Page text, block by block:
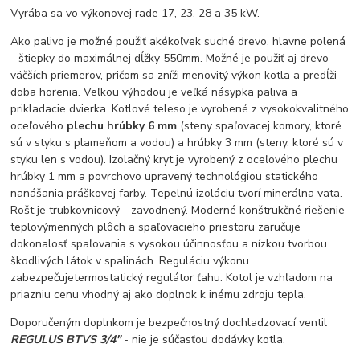
Vyrába sa vo výkonovej rade 17, 23, 28 a 35 kW.
Ako palivo je možné použiť akékoľvek suché drevo, hlavne polená
- štiepky do maximálnej dĺžky 550mm. Možné je použiť aj drevo
väčších priemerov, pričom sa zníži menovitý výkon kotla a predĺži
doba horenia. Veľkou výhodou je veľká násypka paliva a
prikladacie dvierka. Kotlové teleso je vyrobené z vysokokvalitného
oceľového plechu hrúbky 6 mm (steny spaľovacej komory, ktoré
sú v styku s plameňom a vodou) a hrúbky 3 mm (steny, ktoré sú v
styku len s vodou). Izolačný kryt je vyrobený z oceľového plechu
hrúbky 1 mm a povrchovo upravený technológiou statického
nanášania práškovej farby. Tepelnú izoláciu tvorí minerálna vata.
Rošt je trubkovnicový - zavodnený. Moderné konštrukčné riešenie
teplovýmenných plôch a spaľovacieho priestoru zaručuje
dokonalosť spaľovania s vysokou účinnosťou a nízkou tvorbou
škodlivých látok v spalinách. Reguláciu výkonu
zabezpečujetermostatický regulátor ťahu. Kotol je vzhľadom na
priazniu cenu vhodný aj ako doplnok k inému zdroju tepla.
Doporučeným doplnkom je bezpečnostný dochladzovací ventil
REGULUS BTVS 3/4"- nie je súčasťou dodávky kotla.